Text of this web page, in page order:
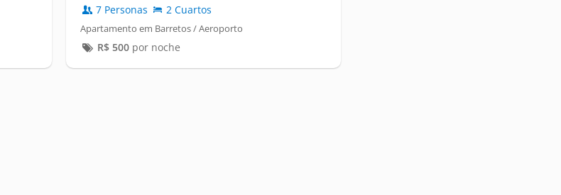
7 Personas 2 Cuartos
Apartamento em Barretos / Aeroporto
R$ 500por noche